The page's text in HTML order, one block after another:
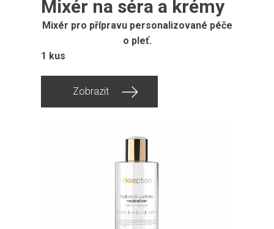
Mixér na séra a krémy
Mixér pro přípravu personalizované péče
o pleť.
1 kus
Zobrazit